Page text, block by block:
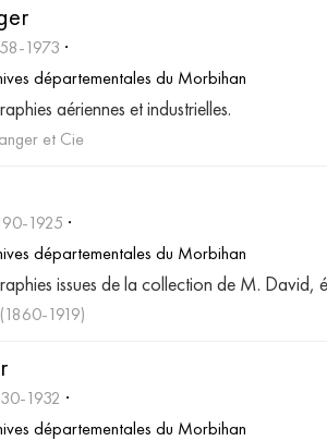
1973
départementales du Morbihan
aériennes et industrielles.
et Cie
1925
départementales du Morbihan
issues de la collection de M. David,
1919)
1932
départementales du Morbihan